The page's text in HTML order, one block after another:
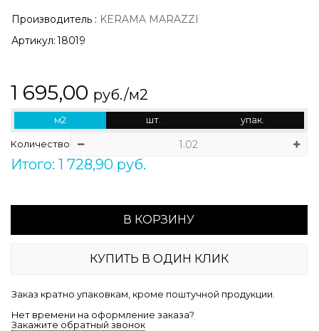
Производитель : KERAMA MARAZZI
Артикул: 18019
1 695,00 руб./м2
м2 шт. упак.
Количество
Итого: 1 728,90 руб.
В КОРЗИНУ
КУПИТЬ В ОДИН КЛИК
Заказ кратно упаковкам, кроме поштучной продукции.
Нет времени на оформление заказа?
Закажите обратный звонок